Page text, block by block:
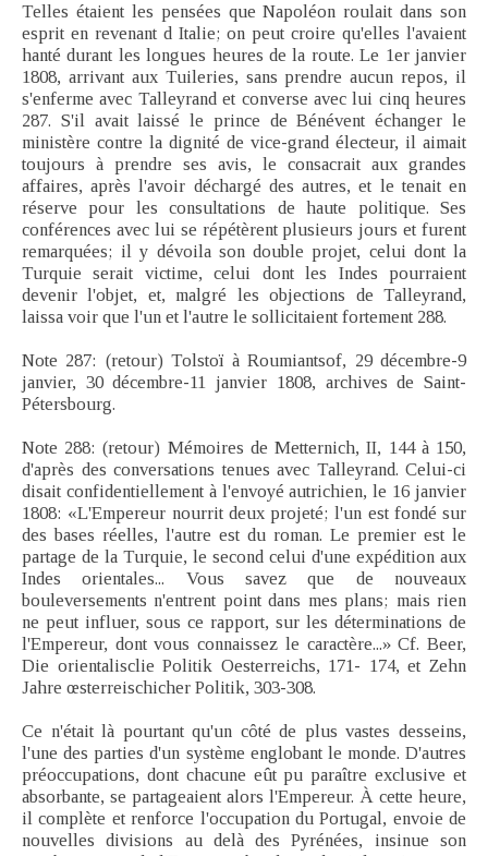
Telles étaient les pensées que Napoléon roulait dans son
esprit en revenant d Italie; on peut croire qu'elles l'avaient
hanté durant les longues heures de la route. Le 1er janvier
1808, arrivant aux Tuileries, sans prendre aucun repos, il
s'enferme avec Talleyrand et converse avec lui cinq heures
287. S'il avait laissé le prince de Bénévent échanger le
ministère contre la dignité de vice-grand électeur, il aimait
toujours à prendre ses avis, le consacrait aux grandes
affaires, après l'avoir déchargé des autres, et le tenait en
réserve pour les consultations de haute politique. Ses
conférences avec lui se répétèrent plusieurs jours et furent
remarquées; il y dévoila son double projet, celui dont la
Turquie serait victime, celui dont les Indes pourraient
devenir l'objet, et, malgré les objections de Talleyrand,
laissa voir que l'un et l'autre le sollicitaient fortement 288.
Note 287: (retour) Tolstoï à Roumiantsof, 29 décembre-9
janvier, 30 décembre-11 janvier 1808, archives de Saint-
Pétersbourg.
Note 288: (retour) Mémoires de Metternich, II, 144 à 150,
d'après des conversations tenues avec Talleyrand. Celui-ci
disait confidentiellement à l'envoyé autrichien, le 16 janvier
1808: «L'Empereur nourrit deux projeté; l'un est fondé sur
des bases réelles, l'autre est du roman. Le premier est le
partage de la Turquie, le second celui d'une expédition aux
Indes orientales... Vous savez que de nouveaux
bouleversements n'entrent point dans mes plans; mais rien
ne peut influer, sous ce rapport, sur les déterminations de
l'Empereur, dont vous connaissez le caractère...» Cf. Beer,
Die orientalisclie Politik Oesterreichs, 171- 174, et Zehn
Jahre œsterreischicher Politik, 303-308.
Ce n'était là pourtant qu'un côté de plus vastes desseins,
l'une des parties d'un système englobant le monde. D'autres
préoccupations, dont chacune eût pu paraître exclusive et
absorbante, se partageaient alors l'Empereur. À cette heure,
il complète et renforce l'occupation du Portugal, envoie de
nouvelles divisions au delà des Pyrénées, insinue son